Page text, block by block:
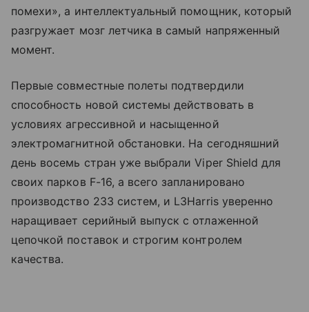
помехи», а интеллектуальный помощник, который
разгружает мозг летчика в самый напряженный
момент.
Первые совместные полеты подтвердили
способность новой системы действовать в
условиях агрессивной и насыщенной
электромагнитной обстановки. На сегодняшний
день восемь стран уже выбрали Viper Shield для
своих парков F-16, а всего запланировано
производство 233 систем, и L3Harris уверенно
наращивает серийный выпуск с отлаженной
цепочкой поставок и строгим контролем
качества.